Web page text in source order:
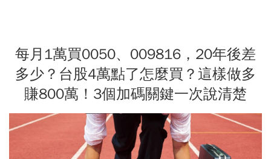
每月1萬買0050、009816，20年後差
多少？台股4萬點了怎麼買？這樣做多
賺800萬！3個加碼關鍵一次說清楚